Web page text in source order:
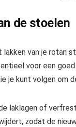
de stoelen
van je rotan
voor een
je kunt volgen om
laklagen of
zodat de